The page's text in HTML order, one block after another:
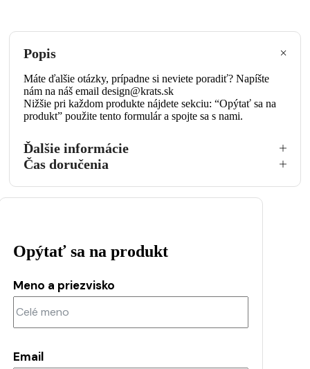
Popis
Máte ďalšie otázky, prípadne si neviete poradiť? Napíšte
nám na náš email design@krats.sk
Nižšie pri každom produkte nájdete sekciu: “Opýtať sa na
produkt” použite tento formulár a spojte sa s nami.
Ďalšie informácie
Čas doručenia
Opýtať sa na produkt
Meno a priezvisko
Email